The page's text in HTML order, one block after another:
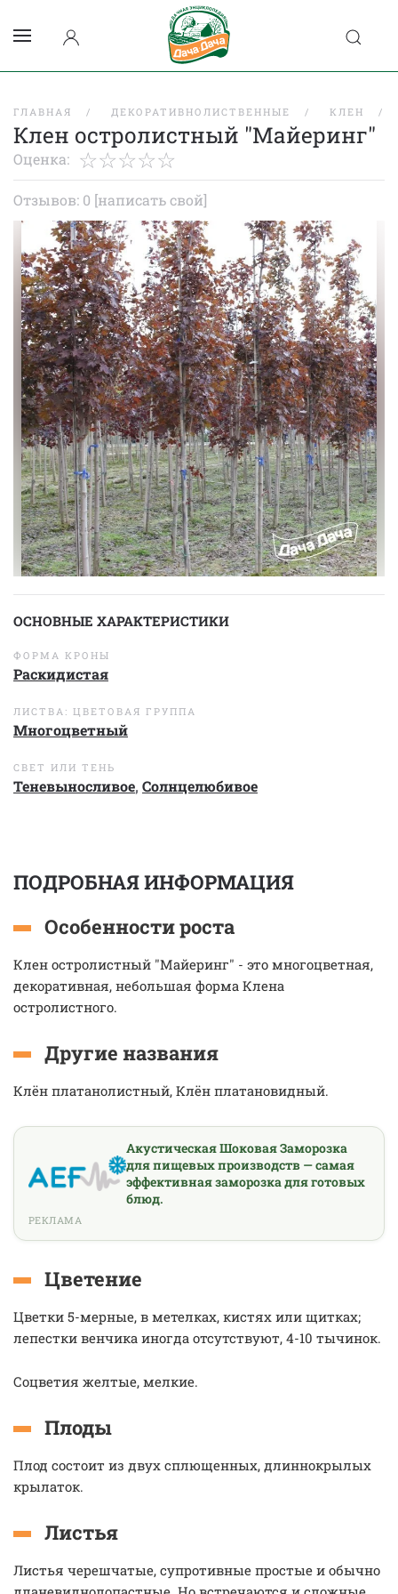
ГЛАВНАЯ ДЕКОРАТИВНОЛИСТВЕННЫЕ КЛЕН
Клен остролистный "Майеринг"
Оценка:
Отзывов: 0 [написать свой]
ОСНОВНЫЕ ХАРАКТЕРИСТИКИ
ФОРМА КРОНЫ
Раскидистая
ЛИСТВА: ЦВЕТОВАЯ ГРУППА
Многоцветный
СВЕТ ИЛИ ТЕНЬ
Теневыносливое, Солнцелюбивое
ПОДРОБНАЯ ИНФОРМАЦИЯ
Особенности роста
Клен остролистный "Майеринг" - это многоцветная,
декоративная, небольшая форма Клена
остролистного.
Другие названия
Клён платанолистный, Клён платановидный.
Акустическая Шоковая Заморозка
для пищевых производств — самая
эффективная заморозка для готовых
блюд.
РЕКЛАМА
Цветение
Цветки 5-мерные, в метелках, кистях или щитках;
лепестки венчика иногда отсутствуют, 4-10 тычинок.
Соцветия желтые, мелкие.
Плоды
Плод состоит из двух сплющенных, длиннокрылых
крылаток.
Листья
Листья черешчатые, супротивные простые и обычно